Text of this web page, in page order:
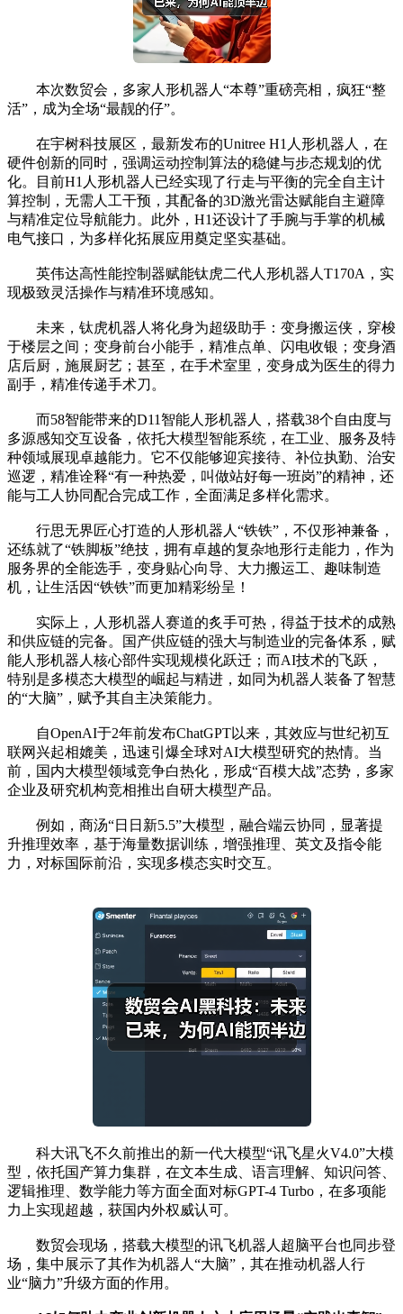
本次数贸会，多家人形机器人“本尊”重磅亮相，疯狂“整
活”，成为全场“最靓的仔”。
在宇树科技展区，最新发布的Unitree H1人形机器人，在
硬件创新的同时，强调运动控制算法的稳健与步态规划的优
化。目前H1人形机器人已经实现了行走与平衡的完全自主计
算控制，无需人工干预，其配备的3D激光雷达赋能自主避障
与精准定位导航能力。此外，H1还设计了手腕与手掌的机械
电气接口，为多样化拓展应用奠定坚实基础。
英伟达高性能控制器赋能钛虎二代人形机器人T170A，实
现极致灵活操作与精准环境感知。
未来，钛虎机器人将化身为超级助手：变身搬运侠，穿梭
于楼层之间；变身前台小能手，精准点单、闪电收银；变身酒
店后厨，施展厨艺；甚至，在手术室里，变身成为医生的得力
副手，精准传递手术刀。
而58智能带来的D11智能人形机器人，搭载38个自由度与
多源感知交互设备，依托大模型智能系统，在工业、服务及特
种领域展现卓越能力。它不仅能够迎宾接待、补位执勤、治安
巡逻，精准诠释“有一种热爱，叫做站好每一班岗”的精神，还
能与工人协同配合完成工作，全面满足多样化需求。
行思无界匠心打造的人形机器人“铁铁”，不仅形神兼备，
还练就了“铁脚板”绝技，拥有卓越的复杂地形行走能力，作为
服务界的全能选手，变身贴心向导、大力搬运工、趣味制造
机，让生活因“铁铁”而更加精彩纷呈！
实际上，人形机器人赛道的炙手可热，得益于技术的成熟
和供应链的完备。国产供应链的强大与制造业的完备体系，赋
能人形机器人核心部件实现规模化跃迁；而AI技术的飞跃，
特别是多模态大模型的崛起与精进，如同为机器人装备了智慧
的“大脑”，赋予其自主决策能力。
自OpenAI于2年前发布ChatGPT以来，其效应与世纪初互
联网兴起相媲美，迅速引爆全球对AI大模型研究的热情。当
前，国内大模型领域竞争白热化，形成“百模大战”态势，多家
企业及研究机构竞相推出自研大模型产品。
例如，商汤“日日新5.5”大模型，融合端云协同，显著提
升推理效率，基于海量数据训练，增强推理、英文及指令能
力，对标国际前沿，实现多模态实时交互。
科大讯飞不久前推出的新一代大模型“讯飞星火V4.0”大模
型，依托国产算力集群，在文本生成、语言理解、知识问答、
逻辑推理、数学能力等方面全面对标GPT-4 Turbo，在多项能
力上实现超越，获国内外权威认可。
数贸会现场，搭载大模型的讯飞机器人超脑平台也同步登
场，集中展示了其作为机器人“大脑”，其在推动机器人行
业“脑力”升级方面的作用。